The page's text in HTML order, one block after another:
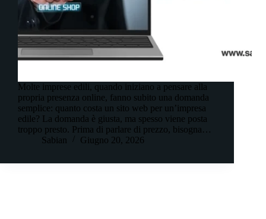
Molte imprese edili, quando iniziano a pensare alla
propria presenza online, fanno subito una domanda
semplice: quanto costa un sito web per un’impresa
edile? La domanda è giusta, ma spesso viene posta
troppo presto. Prima di parlare di prezzo, bisogna…
Sabian
Giugno 20, 2026